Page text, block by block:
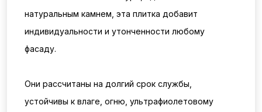
натуральным камнем, эта плитка добавит
индивидуальности и утонченности любому
фасаду.
Они рассчитаны на долгий срок службы,
устойчивы к влаге, огню, ультрафиолетовому